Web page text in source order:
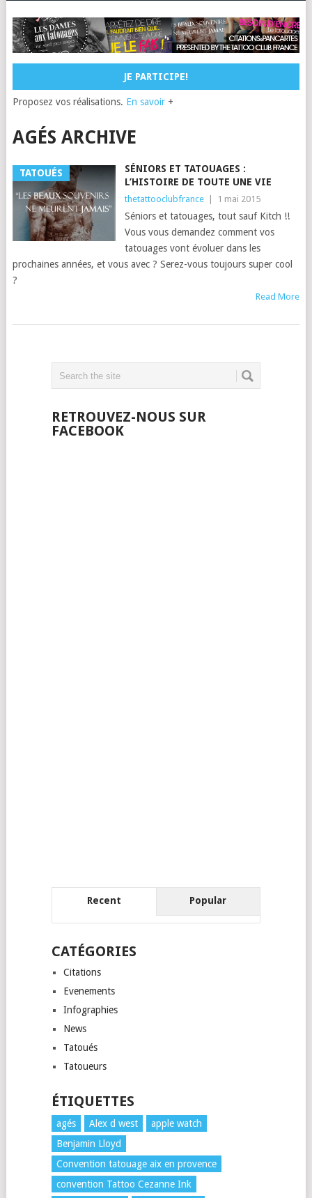
JE PARTICIPE!
Proposez vos réalisations. En savoir+
AGÉS ARCHIVE
TATOUÉS
SÉNIORS ET TATOUAGES :
L’HISTOIRE DE TOUTE UNE VIE
thetattooclubfrance 1 mai 2015
Séniors et tatouages, tout sauf Kitch !!
Vous vous demandez comment vos
tatouages vont évoluer dans les
prochaines années, et vous avec ? Serez-vous toujours super cool
?
Read More
RETROUVEZ-NOUS SUR
FACEBOOK
Recent Popular
CATÉGORIES
Citations
Evenements
Infographies
News
Tatoués
Tatoueurs
ÉTIQUETTES
agés Alex d west
apple watch
Benjamin Lloyd
Convention tatouage aix en provence
convention Tattoo Cezanne Ink